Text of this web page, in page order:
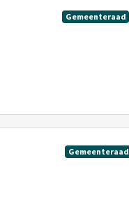
Gemeenteraad
Gemeenteraad